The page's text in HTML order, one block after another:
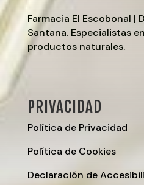
Farmacia El Escobonal |
Santana. Especialistas
productos naturales.
PRIVACIDAD
Política de Privacidad
Política de Cookies
Declaración de